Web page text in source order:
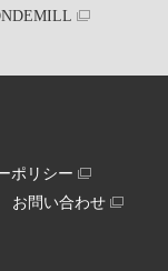
ポリシー
お問い合わせ